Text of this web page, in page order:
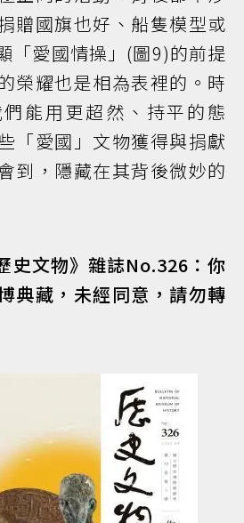
贈國旗也好、船隻模型或
「愛國情操」(圖9)的前提
榮耀也是相為表裡的。時
能用更超然、持平的態
「愛國」文物獲得與捐獻
到，隱藏在其背後微妙的
史文物》雜誌No.326：你
典藏，未經同意，請勿轉